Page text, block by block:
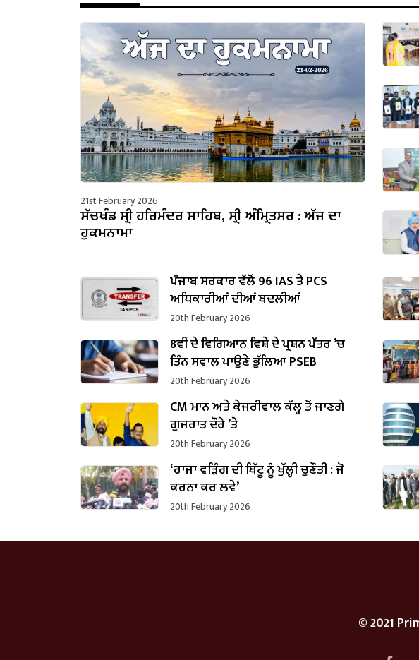
21st February 2026
ਸੱਚਖੰਡ ਸ੍ਰੀ ਹਰਿਮੰਦਰ ਸਾਹਿਬ, ਸ੍ਰੀ ਅੰਮ੍ਰਿਤਸਰ : ਅੱਜ ਦਾ
ਹੁਕਮਨਾਮਾ
ਪੰਜਾਬ ਸਰਕਾਰ ਵੱਲੋਂ 96 IAS ਤੇ PCS
ਅਧਿਕਾਰੀਆਂ ਦੀਆਂ ਬਦਲੀਆਂ
20th February 2026
8ਵੀਂ ਦੇ ਵਿਗਿਆਨ ਵਿਸ਼ੇ ਦੇ ਪ੍ਰਸ਼ਨ ਪੱਤਰ ’ਚ
ਤਿੰਨ ਸਵਾਲ ਪਾਉਣੇ ਭੁੱਲਿਆ PSEB
20th February 2026
CM ਮਾਨ ਅਤੇ ਕੇਜਰੀਵਾਲ ਕੱਲ੍ਹ ਤੋਂ ਜਾਣਗੇ
ਗੁਜਰਾਤ ਦੌਰੇ ’ਤੇ
20th February 2026
‘ਰਾਜਾ ਵੜਿੰਗ ਦੀ ਬਿੱਟੂ ਨੂੰ ਖੁੱਲ੍ਹੀ ਚੁਣੌਤੀ : ਜੋ
ਕਰਨਾ ਕਰ ਲਵੇ’
20th February 2026
© 2021